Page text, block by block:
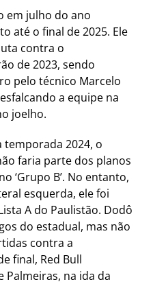
em julho do ano
até o final de 2025. Ele
contra o
de 2023, sendo
pelo técnico Marcelo
a equipe na
joelho.
temporada 2024, o
faria parte dos planos
‘Grupo B’. No entanto,
esquerda, ele foi
A do Paulistão. Dodô
do estadual, mas não
contra a
final, Red Bull
Palmeiras, na ida da